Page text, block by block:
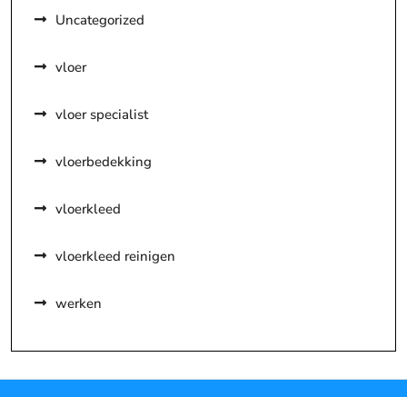
Uncategorized
vloer
vloer specialist
vloerbedekking
vloerkleed
vloerkleed reinigen
werken